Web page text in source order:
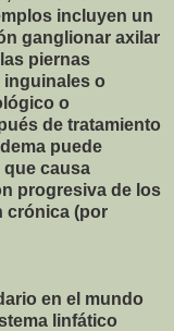
incluyen un
ganglionar axilar
piernas
o
o
de tratamiento
puede
causa
progresiva de los
crónica (por
en el mundo
linfático